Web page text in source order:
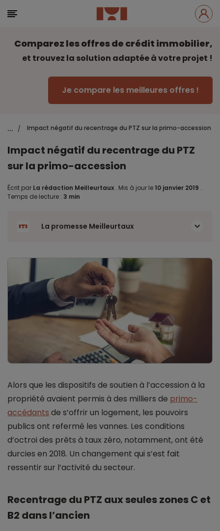
Comparez les offres de crédit immobilier,
et trouvez la solution adaptée à votre projet !
Je compare les meilleures offres !
... / Impact négatif du recentrage du PTZ sur la primo-accession
Impact négatif du recentrage du PTZ
sur la primo-accession
Écrit par La rédaction Meilleurtaux . Mis à jour le 10 janvier 2019 .
Temps de lecture : 3 min
La promesse Meilleurtaux
Alors que les dispositifs de soutien à l’accession à la
propriété avaient permis à des milliers de primo-
accédants de s’offrir un logement, les pouvoirs
publics ont refermé les vannes. Les conditions
d’octroi des prêts à taux zéro, notamment, ont été
durcies en 2018. Un changement qui s’est fait
ressentir sur l’activité du secteur.
Recentrage du PTZ aux seules zones C et
B2 dans l’ancien